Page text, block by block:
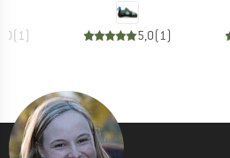
( 1) 5,0( 1)